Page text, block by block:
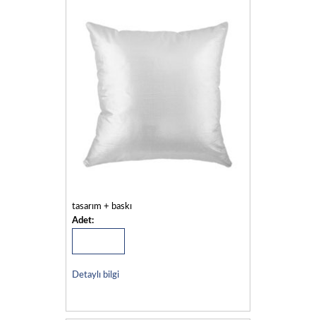
tasarım + baskı
Adet:
Detaylı bilgi